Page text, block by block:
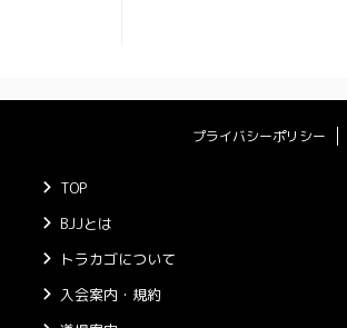
プライバシーポリシー
TOP
BJJとは
トラカゴについて
入会案内・規約